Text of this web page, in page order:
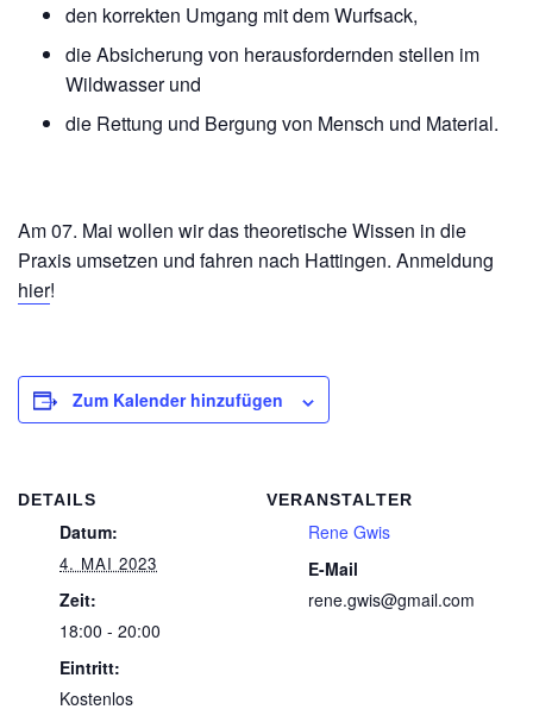
den korrekten Umgang mit dem Wurfsack,
die Absicherung von herausfordernden stellen im
Wildwasser und
die Rettung und Bergung von Mensch und Material.
Am 07. Mai wollen wir das theoretische Wissen in die
Praxis umsetzen und fahren nach Hattingen. Anmeldung
hier!
Zum Kalender hinzufügen
DETAILS
Datum:
4. MAI 2023
Zeit:
18:00 - 20:00
Eintritt:
Kostenlos
VERANSTALTER
Rene Gwis
E-Mail
rene.gwis@gmail.com